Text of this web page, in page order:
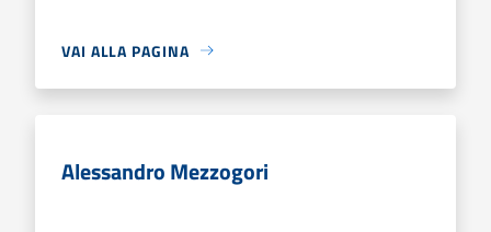
VAI ALLA PAGINA
Alessandro Mezzogori